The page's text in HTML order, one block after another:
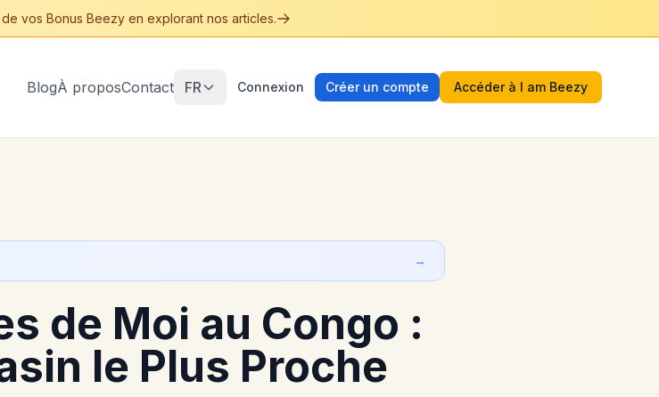
vos Bonus Beezy en explorant nos articles.
BlogÀ proposContact FR Connexion Créer un compte Accéder à I am Beezy
→
de Moi au Congo :
le Plus Proche